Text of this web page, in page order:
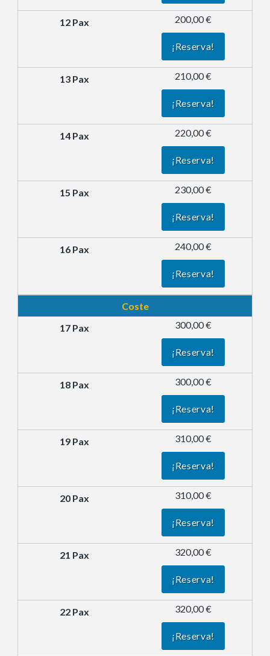
200,00 €
¡Reserva!
210,00 €
¡Reserva!
220,00 €
¡Reserva!
230,00 €
¡Reserva!
240,00 €
¡Reserva!
Coste
300,00 €
¡Reserva!
300,00 €
¡Reserva!
310,00 €
¡Reserva!
310,00 €
¡Reserva!
320,00 €
¡Reserva!
320,00 €
¡Reserva!